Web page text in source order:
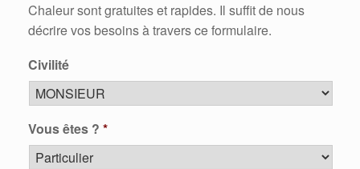
Chaleur sont gratuites et rapides. Il suffit de nous
décrire vos besoins à travers ce formulaire.
Civilité
Vous êtes ? *